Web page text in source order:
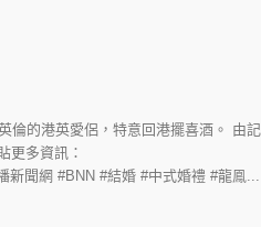
倫的港英愛侶，特意回港擺喜酒。 由記
更多資訊：
聞網 #BNN #結婚 #中式婚禮 #龍鳯...